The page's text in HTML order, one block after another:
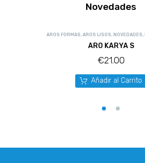
Novedades
AROS FORMAS AROS LISOS NOVEDADES
ARO KARYA S
€21.00
Añadir al Carrito